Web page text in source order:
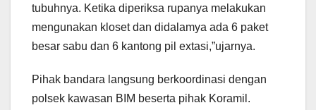
tubuhnya. Ketika diperiksa rupanya melakukan
mengunakan kloset dan didalamya ada 6 paket
besar sabu dan 6 kantong pil extasi,”ujarnya.
Pihak bandara langsung berkoordinasi dengan
polsek kawasan BIM beserta pihak Koramil.